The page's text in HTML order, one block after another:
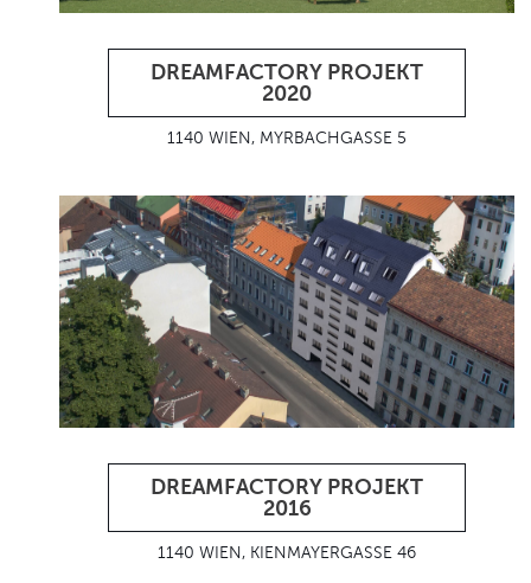
DREAMFACTORY PROJEKT
2020
1140 WIEN, MYRBACHGASSE 5
DREAMFACTORY PROJEKT
2016
1140 WIEN, KIENMAYERGASSE 46